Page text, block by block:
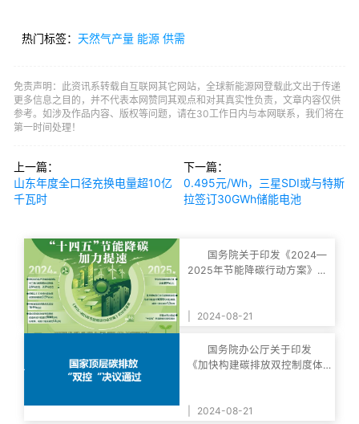
热门标签： 天然气产量 能源 供需
免责声明：此资讯系转载自互联网其它网站，全球新能源网登载此文出于传递
更多信息之目的，并不代表本网赞同其观点和对其真实性负责，文章内容仅供
参考。如涉及作品内容、版权等问题，请在30工作日内与本网联系，我们将在
第一时间处理！
上一篇：
山东年度全口径充换电量超10亿
千瓦时
下一篇：
0.495元/Wh，三星SDI或与特斯
拉签订30GWh储能电池
国务院关于印发《2024—
2025年节能降碳行动方案》的
2024-08-21
国务院办公厅关于印发
《加快构建碳排放双控制度体
2024-08-21